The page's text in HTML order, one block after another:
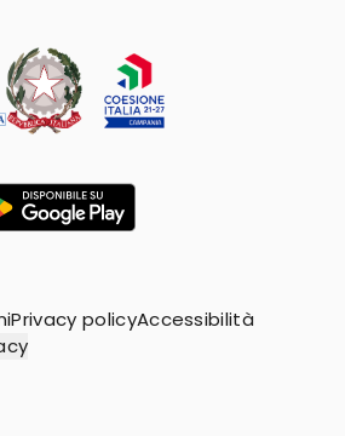
Privacy policyAccessibilità